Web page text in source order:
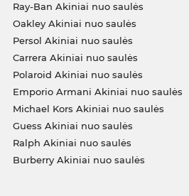
Ray-Ban Akiniai nuo saulės
Oakley Akiniai nuo saulės
Persol Akiniai nuo saulės
Carrera Akiniai nuo saulės
Polaroid Akiniai nuo saulės
Emporio Armani Akiniai nuo saulės
Michael Kors Akiniai nuo saulės
Guess Akiniai nuo saulės
Ralph Akiniai nuo saulės
Burberry Akiniai nuo saulės